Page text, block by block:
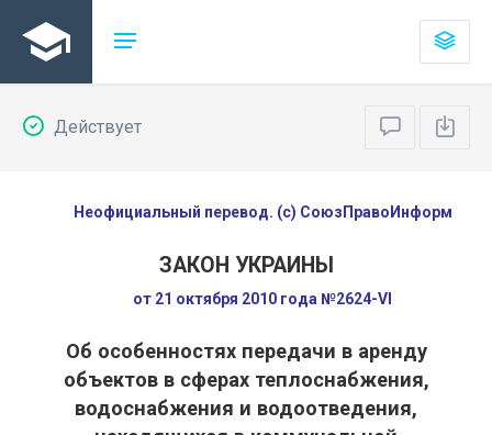
Действует
Неофициальный перевод. (с) СоюзПравоИнформ
ЗАКОН УКРАИНЫ
от 21 октября 2010 года №2624-VI
Об особенностях передачи в аренду
объектов в сферах теплоснабжения,
водоснабжения и водоотведения,